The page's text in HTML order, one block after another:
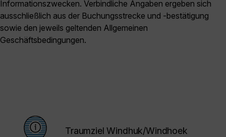
Informationszwecken. Verbindliche Angaben ergeben sich
ausschließlich aus der Buchungsstrecke und -bestätigung
sowie den jeweils geltenden Allgemeinen
Geschäftsbedingungen.
Traumziel Windhuk/Windhoek